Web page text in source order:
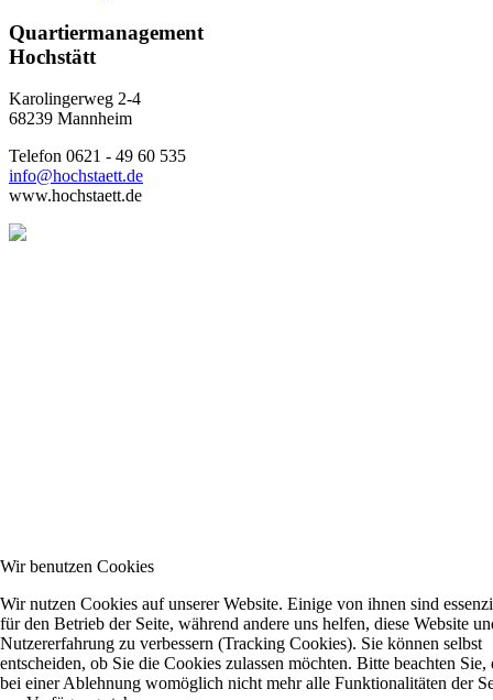
Quartiermanagement
Hochstätt
Karolingerweg 2-4
68239 Mannheim
Telefon 0621 - 49 60 535
info@hochstaett.de
www.hochstaett.de
Wir benutzen Cookies
Wir nutzen Cookies auf unserer Website. Einige von ihnen sind
für den Betrieb der Seite, während andere uns helfen, diese Website
Nutzererfahrung zu verbessern (Tracking Cookies). Sie können selbst
entscheiden, ob Sie die Cookies zulassen möchten. Bitte beachten Sie,
bei einer Ablehnung womöglich nicht mehr alle Funktionalitäten der